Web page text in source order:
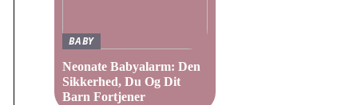
BABY
Neonate Babyalarm: Den
Sikkerhed, Du Og Dit
Barn Fortjener